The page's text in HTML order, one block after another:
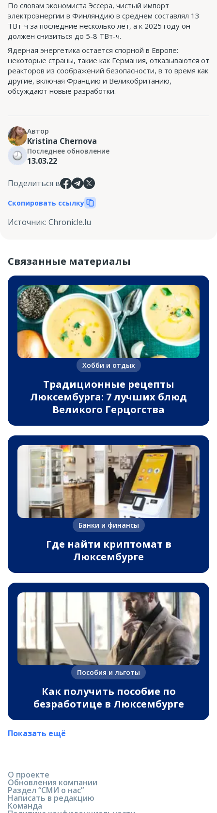
По словам экономиста Эссера, чистый импорт
электроэнергии в Финляндию в среднем составлял 13
ТВт-ч за последние несколько лет, а к 2025 году он
должен снизиться до 5-8 ТВт-ч.
Ядерная энергетика остается спорной в Европе:
некоторые страны, такие как Германия, отказываются от
реакторов из соображений безопасности, в то время как
другие, включая Францию ​​и Великобританию,
обсуждают новые разработки.
Автор
Kristina Chernova
Последнее обновление
13.03.22
Поделиться в
Скопировать ссылку
Источник: Сhronicle.lu
Связанные материалы
Хобби и отдых
Традиционные рецепты
Люксембурга: 7 лучших блюд
Великого Герцогства
Банки и финансы
Где найти криптомат в
Люксембурге
Пособия и льготы
Как получить пособие по
безработице в Люксембурге
Показать ещё
О проекте
Обновления компании
Раздел “СМИ о нас”
Написать в редакцию
Команда